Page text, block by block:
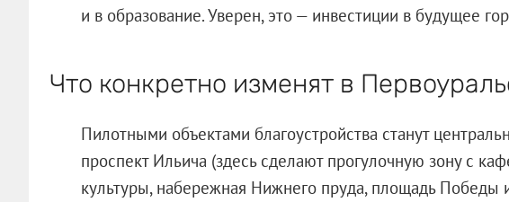
и в образование. Уверен, это — инвестиции в будущее
Что конкретно изменят в
Пилотными объектами благоустройства станут
проспект Ильича (здесь сделают прогулочную зону с
культуры, набережная Нижнего пруда, площадь Победы